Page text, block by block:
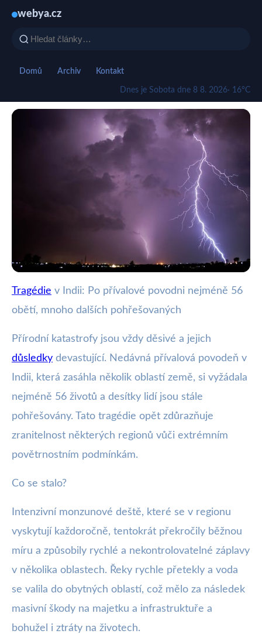
webya.cz
Domů Archiv Kontakt
Dnes je Sobota dne 8 8. 2026· 16°C
webya.cz
Přívalové povodně v Indii: 56
mrtvých, desítky pohřešovaných
15. 8. 2025 · 4 min čtení · Autor: Kristián Valenta
Tragédie v Indii: Po přívalové povodni nejméně 56
obětí, mnoho dalších pohřešovaných
Přírodní katastrofy jsou vždy děsivé a jejich
důsledky devastující. Nedávná přívalová povodeň v
Indii, která zasáhla několik oblastí země, si vyžádala
nejméně 56 životů a desítky lidí jsou stále
pohřešovány. Tato tragédie opět zdůrazňuje
zranitelnost některých regionů vůči extrémním
povětrnostním podmínkám.
Co se stalo?
Intenzivní monzunové deště, které se v regionu
vyskytují každoročně, tentokrát překročily běžnou
míru a způsobily rychlé a nekontrolovatelné záplavy
v několika oblastech. Řeky rychle přetekly a voda
se valila do obytných oblastí, což mělo za následek
masivní škody na majetku a infrastruktuře a
bohužel i ztráty na životech.